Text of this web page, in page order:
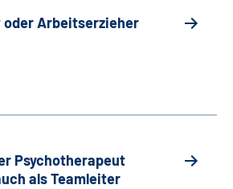
Arbeitserzieher
Psychotherapeut
alsTeamleiter